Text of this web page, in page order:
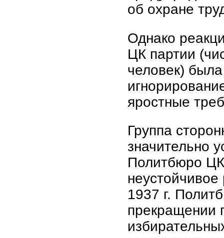
об охране
Однако
ЦК партии
человек)
яростные
Группа
значительно
Политбюро
1937 г.
прекращении